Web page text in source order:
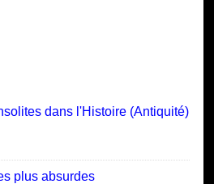
dans l'Histoire (Antiquité)
plus absurdes